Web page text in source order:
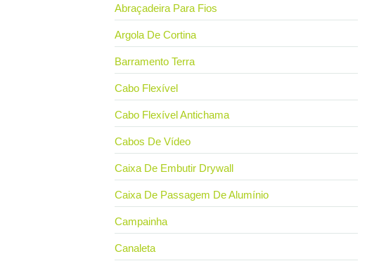
Abraçadeira Para Fios
Argola De Cortina
Barramento Terra
Cabo Flexível
Cabo Flexível Antichama
Cabos De Vídeo
Caixa De Embutir Drywall
Caixa De Passagem De Alumínio
Campainha
Canaleta